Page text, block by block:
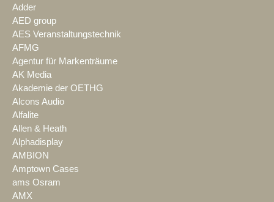
Adder
AED group
AES Veranstaltungstechnik
AFMG
Agentur für Markenträume
AK Media
Akademie der OETHG
Alcons Audio
Alfalite
Allen & Heath
Alphadisplay
AMBION
Amptown Cases
ams Osram
AMX